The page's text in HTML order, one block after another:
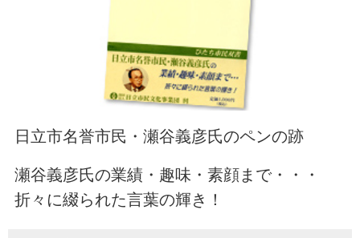
日立市名誉市民・瀬谷義彦氏のペンの跡
瀬谷義彦氏の業績・趣味・素顔まで・・・
折々に綴られた言葉の輝き！